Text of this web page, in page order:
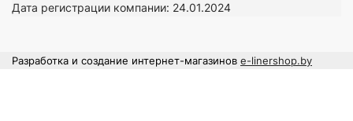
Дата регистрации компании: 24.01.2024
Разработка и создание интернет-магазинов e-linershop.by